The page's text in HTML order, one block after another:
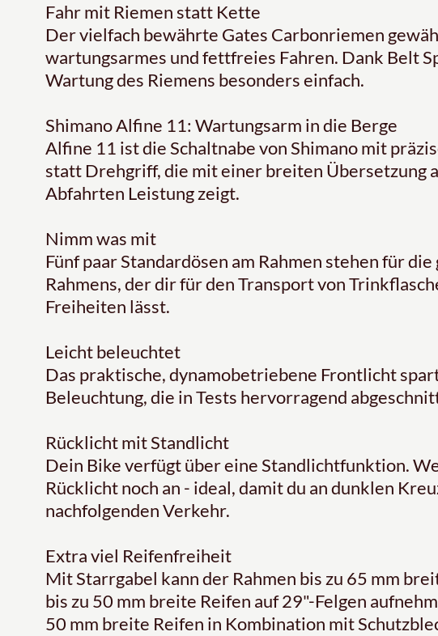
Fahr mit Riemen statt Kette
Der vielfach bewährte Gates Carbonriemen
wartungsarmes und fettfreies Fahren. Dank Belt
Wartung des Riemens besonders einfach.
Shimano Alfine 11: Wartungsarm in die Berge
Alfine 11 ist die Schaltnabe von Shimano mit
statt Drehgriff, die mit einer breiten Übersetzung
Abfahrten Leistung zeigt.
Nimm was mit
Fünf paar Standardösen am Rahmen stehen für
Rahmens, der dir für den Transport von
Freiheiten lässt.
Leicht beleuchtet
Das praktische, dynamobetriebene Frontlicht
Beleuchtung, die in Tests hervorragend
Rücklicht mit Standlicht
Dein Bike verfügt über eine Standlichtfunktion.
Rücklicht noch an - ideal, damit du an dunklen
nachfolgenden Verkehr.
Extra viel Reifenfreiheit
Mit Starrgabel kann der Rahmen bis zu 65 mm
bis zu 50 mm breite Reifen auf 29"-Felgen
50 mm breite Reifen in Kombination mit